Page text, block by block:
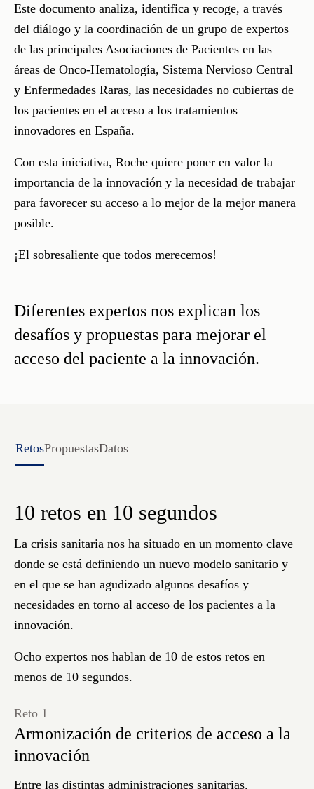
Este documento analiza, identifica y recoge, a través
del diálogo y la coordinación de un grupo de expertos
de las principales Asociaciones de Pacientes en las
áreas de Onco-Hematología, Sistema Nervioso Central
y Enfermedades Raras, las necesidades no cubiertas de
los pacientes en el acceso a los tratamientos
innovadores en España.
Con esta iniciativa, Roche quiere poner en valor la
importancia de la innovación y la necesidad de trabajar
para favorecer su acceso a lo mejor de la mejor manera
posible.
¡El sobresaliente que todos merecemos!
Diferentes expertos nos explican los
desafíos y propuestas para mejorar el
acceso del paciente a la innovación.
RetosPropuestasDatos
10 retos en 10 segundos
La crisis sanitaria nos ha situado en un momento clave
donde se está definiendo un nuevo modelo sanitario y
en el que se han agudizado algunos desafíos y
necesidades en torno al acceso de los pacientes a la
innovación.
Ocho expertos nos hablan de 10 de estos retos en
menos de 10 segundos.
Reto 1
Armonización de criterios de acceso a la
innovación
Entre las distintas administraciones sanitarias.